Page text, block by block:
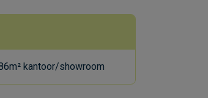
kantoor/showroom